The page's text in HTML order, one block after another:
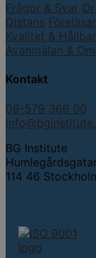
Frågor & Svar
Distans
Kvalitet &
Avanmälan &
Kontakt
08-579 366 00
BG Institute
114 46